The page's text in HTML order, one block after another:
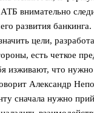
внимательно
развития
цели,
есть четкое
изживают, что
Александр
сначала нужно